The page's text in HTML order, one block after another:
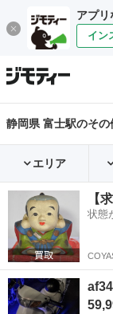
アプリ
イン
静岡県 富士駅のそ
エリア
【
状態